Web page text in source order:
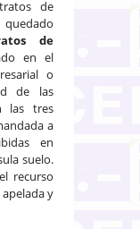
de
de
en el
o
de las
las tres
a
en
suelo.
recurso
y